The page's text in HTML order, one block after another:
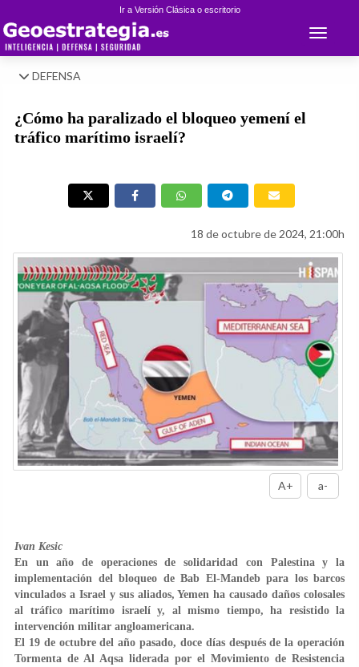
Ir a Versión Clásica o escritorio
Toggle
DEFENSA
¿Cómo ha paralizado el bloqueo yemení el
tráfico marítimo israelí?
18 de octubre de 2024, 21:00h
A+ a-
Ivan Kesic
En un año de operaciones de solidaridad con Palestina y la
implementación del bloqueo de Bab El-Mandeb para los barcos
vinculados a Israel y sus aliados, Yemen ha causado daños colosales
al tráfico marítimo israelí y, al mismo tiempo, ha resistido la
intervención militar angloamericana.
El 19 de octubre del año pasado, doce días después de la operación
Tormenta de Al Aqsa liderada por el Movimiento de Resistencia